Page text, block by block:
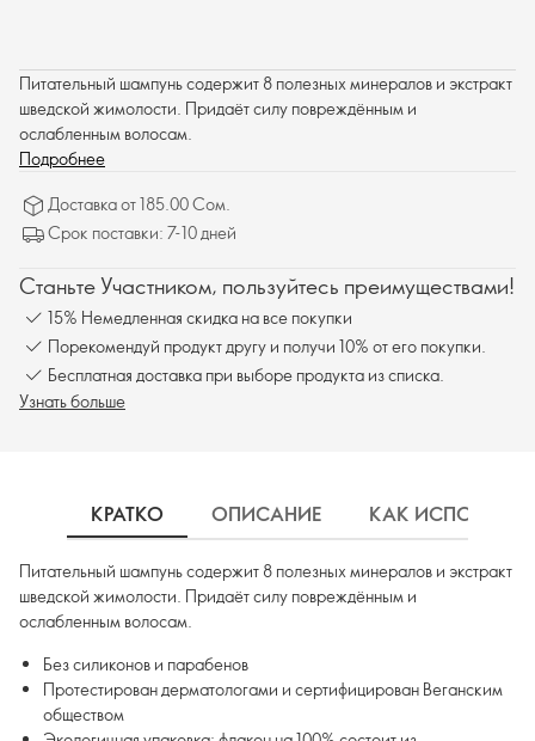
Питательный шампунь содержит 8 полезных минералов и экстракт
шведской жимолости. Придаёт силу повреждённым и
ослабленным волосам.
Подробнее
Доставка от 185.00 Сом.
Срок поставки: 7-10 дней
Станьте Участником, пользуйтесь преимуществами!
15% Немедленная скидка на все покупки
Порекомендуй продукт другу и получи 10% от его покупки.
Бесплатная доставка при выборе продукта из списка.
Узнать больше
КРАТКО ОПИСАНИЕ КАК
Питательный шампунь содержит 8 полезных минералов и экстракт
шведской жимолости. Придаёт силу повреждённым и
ослабленным волосам.
Без силиконов и парабенов
Протестирован дерматологами и сертифицирован Веганским
обществом